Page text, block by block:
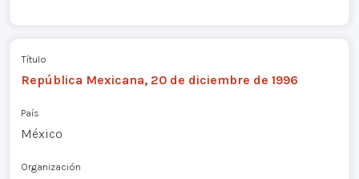
Título
República Mexicana, 20 de diciembre de 1996
País
México
Organización